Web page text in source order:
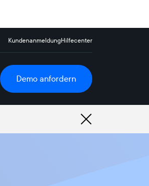
KundenanmeldungHilfecenter
Demo anfordern